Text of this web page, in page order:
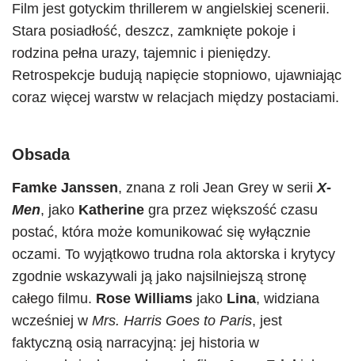
Film jest gotyckim thrillerem w angielskiej scenerii.
Stara posiadłość, deszcz, zamknięte pokoje i
rodzina pełna urazy, tajemnic i pieniędzy.
Retrospekcje budują napięcie stopniowo, ujawniając
coraz więcej warstw w relacjach między postaciami.
Obsada
Famke Janssen, znana z roli Jean Grey w seriiX-
Men, jako Katherine gra przez większość czasu
postać, która może komunikować się wyłącznie
oczami. To wyjątkowo trudna rola aktorska i krytycy
zgodnie wskazywali ją jako najsilniejszą stronę
całego filmu. Rose Williams jako Lina, widziana
wcześniej w Mrs. Harris Goes to Paris, jest
faktyczną osią narracyjną: jej historia w